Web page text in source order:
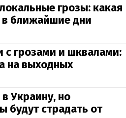
грозы: какая
в ближайшие дни
с грозами и шквалами:
на выходных
Украину, но
будут страдать от